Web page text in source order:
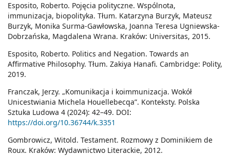
Esposito, Roberto. Pojęcia polityczne. Wspólnota,
immunizacja, biopolityka. Tłum. Katarzyna Burzyk, Mateusz
Burzyk, Monika Surma-Gawłowska, Joanna Teresa Ugniewska-
Dobrzańska, Magdalena Wrana. Kraków: Universitas, 2015.
Esposito, Roberto. Politics and Negation. Towards an
Affirmative Philosophy. Tłum. Zakiya Hanafi. Cambridge: Polity,
2019.
Franczak, Jerzy. „Komunikacja i koimmunizacja. Wokół
Unicestwiania Michela Houellebecqa”. Konteksty. Polska
Sztuka Ludowa 4 (2024): 42–49. DOI:
https://doi.org/10.36744/k.3351
Gombrowicz, Witold. Testament. Rozmowy z Dominikiem de
Roux. Kraków: Wydawnictwo Literackie, 2012.